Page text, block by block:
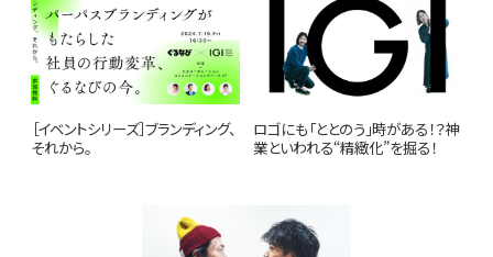
［イベントシリーズ］ブランディング、
それから。
ロゴにも「ととのう」時がある！？神
業といわれる“精緻化”を掘る！